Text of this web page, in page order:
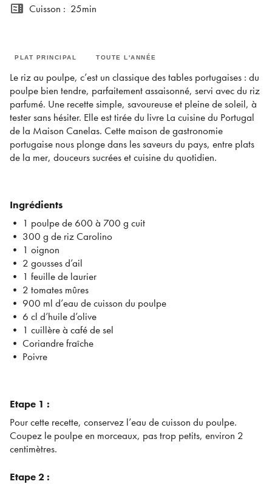
microwave Cuisson : 25min
PLAT PRINCIPAL TOUTE L'ANNÉE
Le riz au poulpe, c’est un classique des tables portugaises : du
poulpe bien tendre, parfaitement assaisonné, servi avec du riz
parfumé. Une recette simple, savoureuse et pleine de soleil, à
tester sans hésiter. Elle est tirée du livre La cuisine du Portugal
de la Maison Canelas. Cette maison de gastronomie
portugaise nous plonge dans les saveurs du pays, entre plats
de la mer, douceurs sucrées et cuisine du quotidien.
Ingrédients
• 1 poulpe de 600 à 700 g cuit
• 300 g de riz Carolino
• 1 oignon
• 2 gousses d’ail
• 1 feuille de laurier
• 2 tomates mûres
• 900 ml d’eau de cuisson du poulpe
• 6 cl d’huile d’olive
• 1 cuillère à café de sel
• Coriandre fraîche
• Poivre
Etape 1 :
Pour cette recette, conservez l’eau de cuisson du poulpe.
Coupez le poulpe en morceaux, pas trop petits, environ 2
centimètres.
Etape 2 :